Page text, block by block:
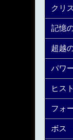
クリ
記憶
超越
パワ
ヒス
フォ
ボス